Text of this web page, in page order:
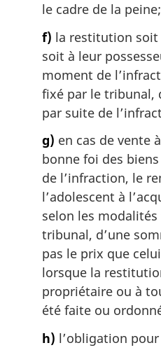
le cadre de la peine;
f) la restitution
soit à leur
moment de
fixé par le tribunal,
par suite de
g) en cas de vente
bonne foi des
de l’infraction, le
l’adolescent à
selon les
tribunal, d’une
pas le prix que
lorsque la
propriétaire ou à
été faite ou
h) l’obligation